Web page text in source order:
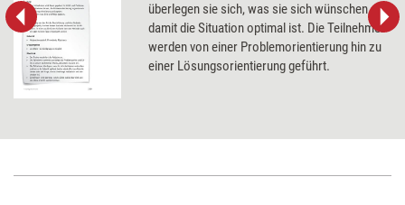
überlegen sie sich, was sie sich wünschen,
damit die Situation optimal ist. Die Teilnehmer
werden von einer Problemorientierung hin zu
einer Lösungsorientierung geführt.